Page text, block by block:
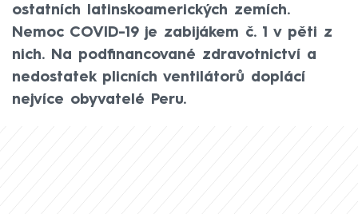
ostatních latinskoamerických zemích.
Nemoc COVID-19 je zabijákem č. 1 v pěti z
nich. Na podfinancované zdravotnictví a
nedostatek plicních ventilátorů doplácí
nejvíce obyvatelé Peru.